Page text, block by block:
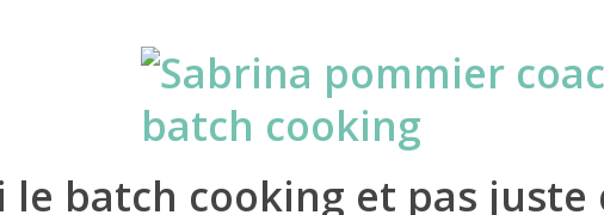
le batch cooking et pas juste